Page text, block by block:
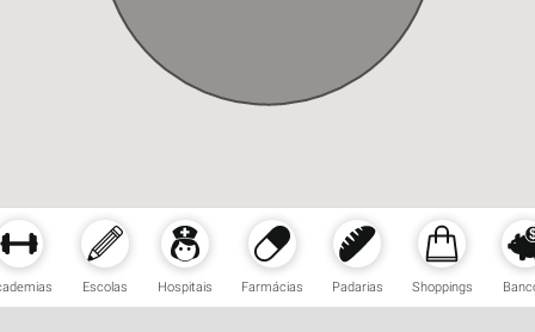
Escolas Hospitais Farmácias Padarias Shoppings